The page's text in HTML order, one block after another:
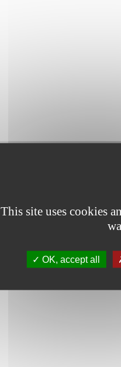
This site uses cookies
OK, accept all